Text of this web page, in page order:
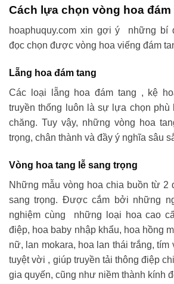
Cách lựa chọn vòng hoa
hoaphuquy.com xin gợi ý những bí
đọc chọn được vòng hoa viếng đám
Lẵng hoa đám tang
Các loại lẵng hoa đám tang , kệ
truyền thống luôn là sự lựa chọn
chăng. Tuy vậy, những vòng hoa
trọng, chân thành và đầy ý nghĩa sâu
Vòng hoa tang lễ sang trọng
Những mẫu vòng hoa chia buồn từ 2
sang trọng. Được cắm bởi những
nghiệm cùng những loại hoa cao
điệp, hoa baby nhập khẩu, hoa hồng
nữ, lan mokara, hoa lan thái trắng,
tuyệt vời , giúp truyền tải thông điệp
gia quyến, cũng như niềm thành kính